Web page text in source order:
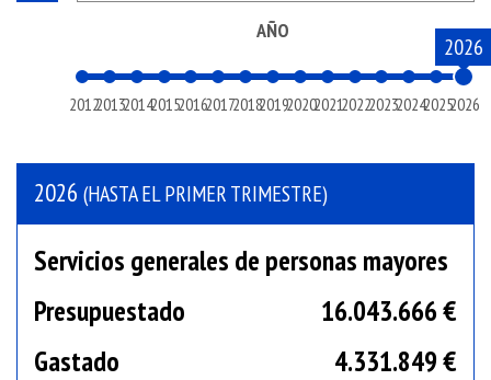
AÑO
2026
201220132014201520162017201820192020202120222023202420252026
2026 (HASTA EL PRIMER TRIMESTRE)
Servicios generales de personas mayores
Presupuestado
16.043.666 €
Gastado
4.331.849 €